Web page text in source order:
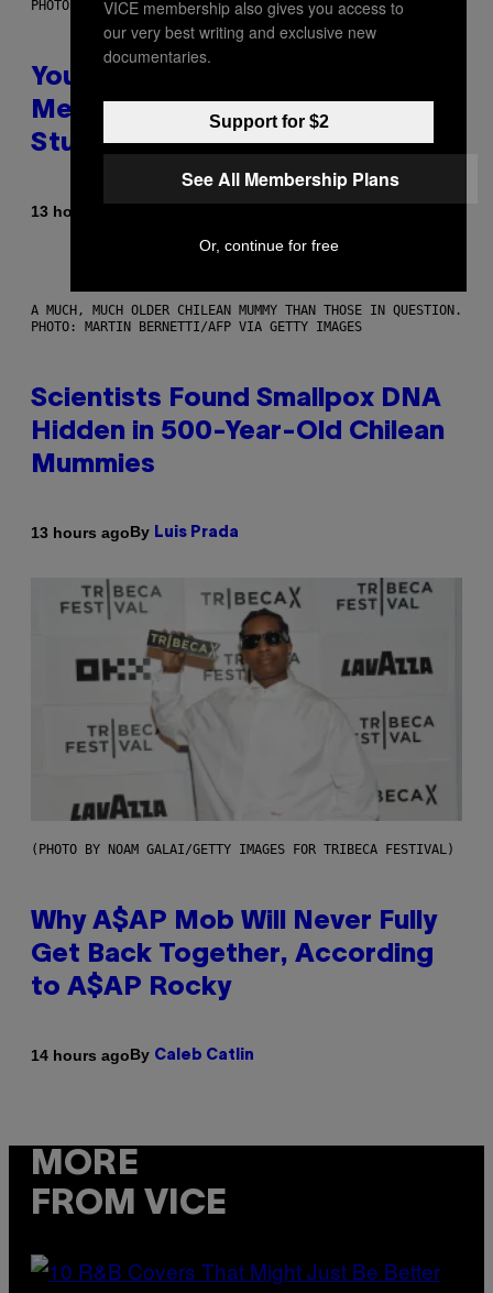
PHOTO: BATUHAN TOKER / GETTY IMAGES
Your Desk Height Could Be
Messing With Your Brain, New
Study Finds
13 hours ago
A MUCH, MUCH OLDER CHILEAN MUMMY THAN THOSE IN QUESTION.
PHOTO: MARTIN BERNETTI/AFP VIA GETTY IMAGES
Scientists Found Smallpox DNA
Hidden in 500-Year-Old Chilean
Mummies
13 hours agoBy Luis Prada
(PHOTO BY NOAM GALAI/GETTY IMAGES FOR TRIBECA FESTIVAL)
Why A$AP Mob Will Never Fully
Get Back Together, According
to A$AP Rocky
14 hours agoBy Caleb Catlin
MORE
FROM VICE
VICE membership also gives you access to
our very best writing and exclusive new
documentaries.
Support for $2
See All Membership Plans
Or, continue for free